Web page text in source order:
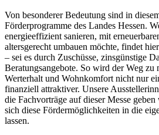
Von besonderer Bedeutung sind in
Förderprogramme des Landes Hessen.
energieeffizient sanieren, mit
altersgerecht umbauen möchte, findet
– sei es durch Zuschüsse, zinsgünstige
Beratungsangebote. So wird der Weg zu
Werterhalt und Wohnkomfort nicht nur
finanziell attraktiver. Unsere
die Fachvorträge auf dieser Messe
sich diese Fördermöglichkeiten in die
lassen.